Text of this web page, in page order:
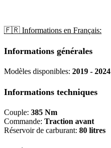
🇫🇷 Informations en Français:
Informations générales
Modèles disponibles: 2019 - 2024
Informations techniques
Couple: 385 Nm
Commande: Traction avant
Réservoir de carburant: 80 litres